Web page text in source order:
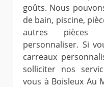
goûts. Nous
de bain, piscine,
autres pièces
personnaliser. Si
carreaux
solliciter nos
vous à Boisleux Au